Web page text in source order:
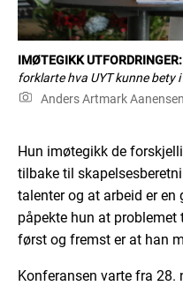
IMØTEGIKK UTFORDRINGER:
forklarte hva UYT kunne bety
Anders Artmark Aanensen
Hun imøtegikk de
tilbake til
talenter og at arbeid er en
påpekte hun at problemet
først og fremst er at han
Konferansen varte fra 28.